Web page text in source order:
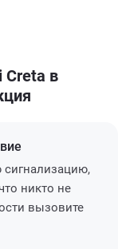
Creta в
сигнализацию,
никто не
вызовите